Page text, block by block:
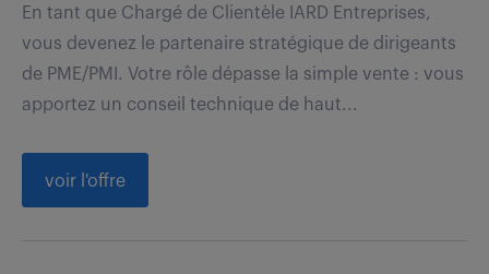
En tant que Chargé de Clientèle IARD Entreprises,
vous devenez le partenaire stratégique de dirigeants
de PME/PMI. Votre rôle dépasse la simple vente : vous
apportez un conseil technique de haut...
voir l'offre